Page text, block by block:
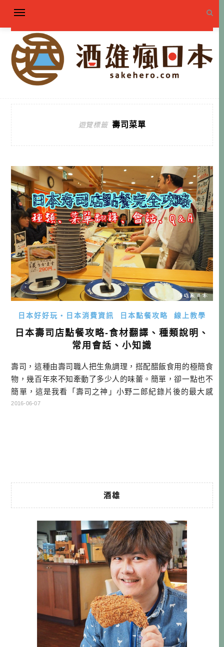
遊覽標籤 壽司菜單
日本好好玩・日本消費資訊 日本點餐攻略 線上教學
日本壽司店點餐攻略-食材翻譯、種類說明、
常用會話、小知識
壽司，這種由壽司職人把生魚調理，搭配醋飯食用的極簡食
物，幾百年來不知牽動了多少人的味蕾。簡單，卻一點也不
簡單，這是我看「壽司之神」小野二郎紀錄片後的最大感
想。那美味的背後，是千錘百鍊的高超技術，也是壽司職人
2016-06-07
酒雄